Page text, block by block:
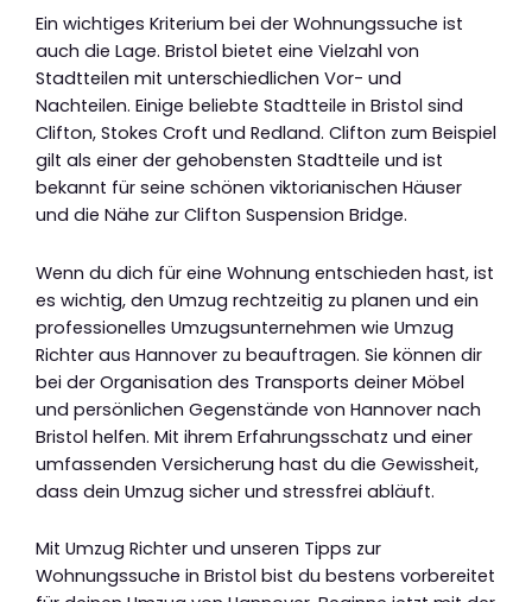
Ein wichtiges Kriterium bei der Wohnungssuche ist
auch die Lage. Bristol bietet eine Vielzahl von
Stadtteilen mit unterschiedlichen Vor- und
Nachteilen. Einige beliebte Stadtteile in Bristol sind
Clifton, Stokes Croft und Redland. Clifton zum Beispiel
gilt als einer der gehobensten Stadtteile und ist
bekannt für seine schönen viktorianischen Häuser
und die Nähe zur Clifton Suspension Bridge.
Wenn du dich für eine Wohnung entschieden hast, ist
es wichtig, den Umzug rechtzeitig zu planen und ein
professionelles Umzugsunternehmen wie Umzug
Richter aus Hannover zu beauftragen. Sie können dir
bei der Organisation des Transports deiner Möbel
und persönlichen Gegenstände von Hannover nach
Bristol helfen. Mit ihrem Erfahrungsschatz und einer
umfassenden Versicherung hast du die Gewissheit,
dass dein Umzug sicher und stressfrei abläuft.
Mit Umzug Richter und unseren Tipps zur
Wohnungssuche in Bristol bist du bestens vorbereitet